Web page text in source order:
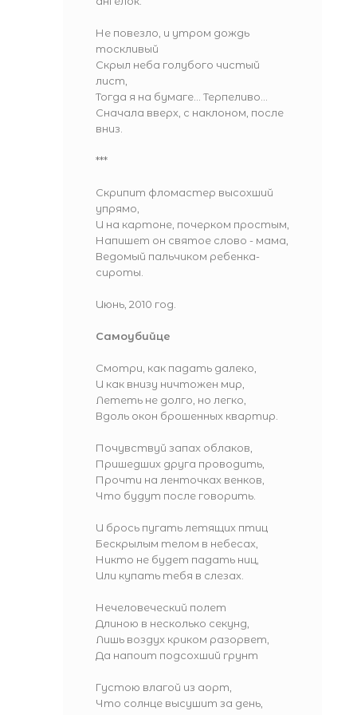
Не повезло, и утром дождь
тоскливый
Скрыл неба голубого чистый
лист,
Тогда я на бумаге... Терпеливо...
Сначала вверх, с наклоном, после
вниз.
***
Скрипит фломастер высохший
упрямо,
И на картоне, почерком простым,
Напишет он святое слово - мама,
Ведомый пальчиком ребенка-
сироты.
Июнь, 2010 год.
Самоубийце
Смотри, как падать далеко,
И как внизу ничтожен мир,
Лететь не долго, но легко,
Вдоль окон брошенных квартир.
Почувствуй запах облаков,
Пришедших друга проводить,
Прочти на ленточках венков,
Что будут после говорить.
И брось пугать летящих птиц
Бескрылым телом в небесах,
Никто не будет падать ниц,
Или купать тебя в слезах.
Нечеловеческий полет
Длиною в несколько секунд,
Лишь воздух криком разорвет,
Да напоит подсохший грунт
Густою влагой из аорт,
Что солнце высушит за день,